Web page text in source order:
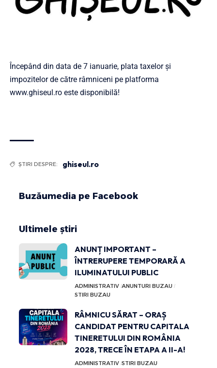
Începând din data de 7 ianuarie, plata taxelor și
impozitelor de către râmniceni pe platforma
www.ghiseul.ro este disponibilă!
ȘTIRI DESPRE: ghiseul.ro
Buzăumedia pe Facebook
Ultimele știri
ANUNȚ IMPORTANT –
ÎNTRERUPERE TEMPORARĂ A
ILUMINATULUI PUBLIC
ADMINISTRATIV ANUNTURI BUZAU
STIRI BUZAU
RÂMNICU SĂRAT – ORAȘ
CANDIDAT PENTRU CAPITALA
TINERETULUI DIN ROMÂNIA
2028, TRECE ÎN ETAPA A II-A!
ADMINISTRATIV STIRI BUZAU